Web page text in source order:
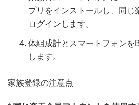
プリをインストールし、同じ
ログインします。
体組成計とスマートフォンを
します。
家族登録の注意点